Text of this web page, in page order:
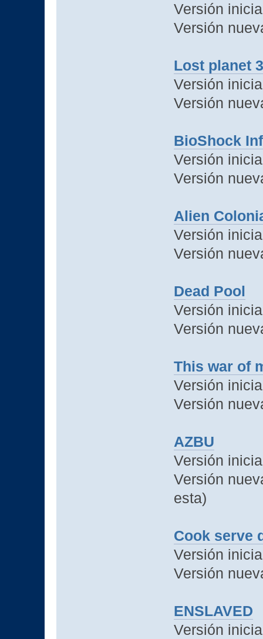
Versión
Versión
Lost planet
Versión
Versión
BioShock
Versión
Versión
Alien
Versión
Versión
Dead Pool
Versión
Versión
This war of
Versión
Versión
AZBU
Versión
Versión
esta)
Cook serve
Versión
Versión
ENSLAVED
Versión